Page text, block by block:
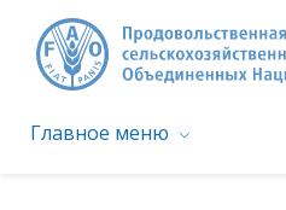
Главное меню